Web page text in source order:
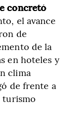
concretó
el avance
de
de la
en hoteles y
clima
de frente a
turismo